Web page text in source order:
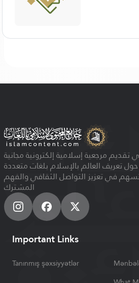
مرجعية إسلامية إلكترونية مجانية
تعريف العالم بالإسلام بلغات متعددة
تسهم في تعزيز التواصل الثقافي والفهم
المشترك
Important Links
Tanınmış şəxsiyyətlər